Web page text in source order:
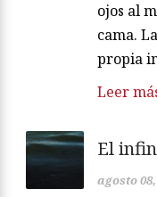
ojos al
cama.
propia
Leer
El
agosto 08,